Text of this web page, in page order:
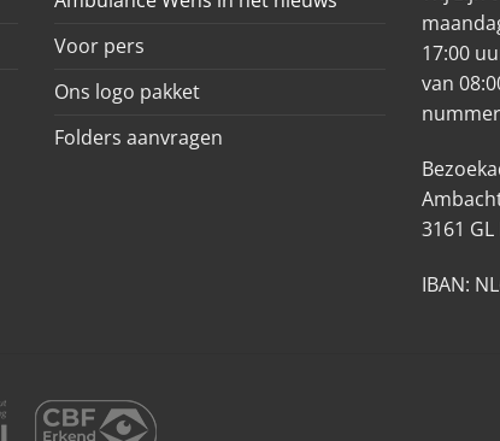
Voor pers
Ons logo pakket
Folders aanvragen
17:00
van
3161
IBAN: